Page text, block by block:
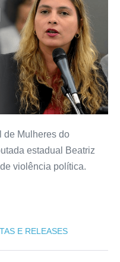
de Mulheres do
estadual Beatriz
violência política.
E RELEASES